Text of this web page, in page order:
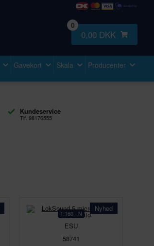
0
0,00 DKK
Gavekort Skala Producenter
Kundeservice
Tlf. 98176555
Nyhed
1:160 - N
ESU
58741